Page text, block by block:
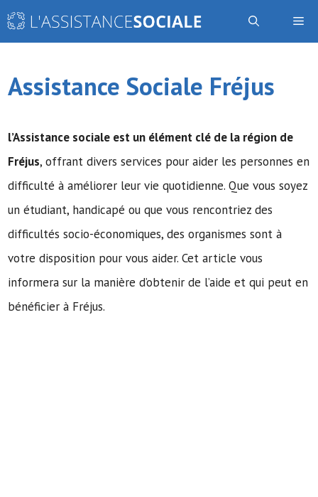
Aller
Assistance Sociale Fréjus
l’Assistance sociale est un élément clé de la région de
Fréjus, offrant divers services pour aider les personnes en
difficulté à améliorer leur vie quotidienne. Que vous soyez
un étudiant, handicapé ou que vous rencontriez des
difficultés socio-économiques, des organismes sont à
votre disposition pour vous aider. Cet article vous
informera sur la manière d’obtenir de l’aide et qui peut en
bénéficier à Fréjus.